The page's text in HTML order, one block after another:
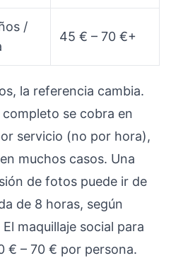
/
45 € – 70 €+
la referencia cambia.
se cobra en
servicio (no por hora),
muchos casos. Una
de fotos puede ir de
de 8 horas, según
maquillaje social para
€ – 70 € por persona.